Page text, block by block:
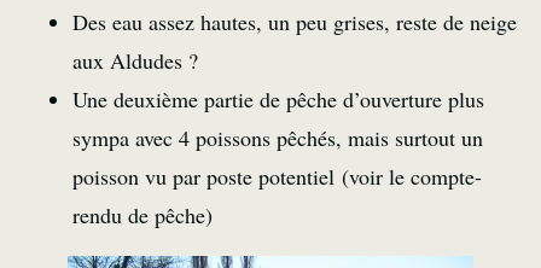
Des eau assez hautes, un peu grises, reste de neige
aux Aldudes ?
Une deuxième partie de pêche d’ouverture plus
sympa avec 4 poissons pêchés, mais surtout un
poisson vu par poste potentiel (voir le compte-
rendu de pêche)